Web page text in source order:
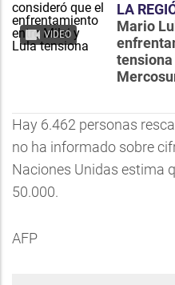
VIDEO
LA
Mario
tensiona
Hay 6.462 personas
no ha informado sobre
Naciones Unidas estima
50.000.
AFP